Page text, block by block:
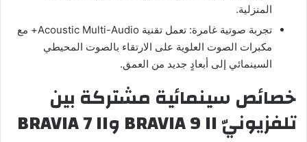
المنزلية.
تجربة صوتية غامرة: تعمل تقنية Acoustic Multi-Audio+ مع
مكبرات الصوت العلوية على الارتقاء بالصوت المحيطي
السينمائي إلى أبعادٍ جديد من العمق.
خصائص سينمائية مشتركة بين
تلفزيونيّ BRAVIA 9 II وBRAVIA 7 II